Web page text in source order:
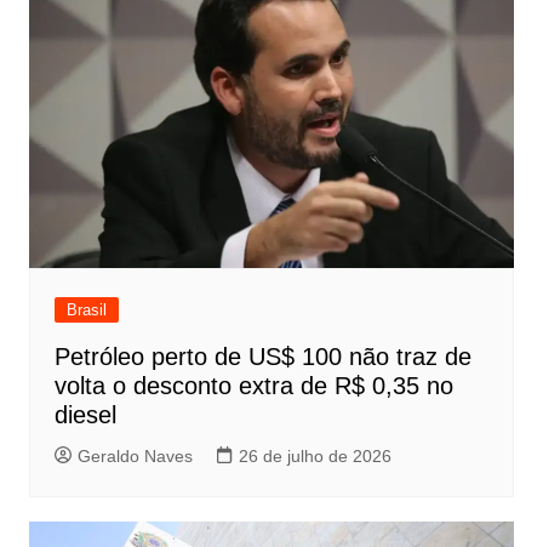
Brasil
Petróleo perto de US$ 100 não traz de
volta o desconto extra de R$ 0,35 no
diesel
Geraldo Naves 26 de julho de 2026